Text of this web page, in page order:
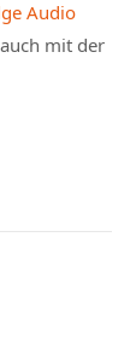
Audio
mit der